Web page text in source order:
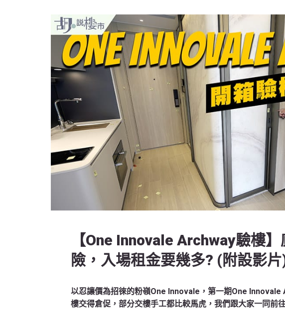
【One Innovale Archway驗樓
險，入場租金要幾多? (附設影片
以忍讓價為招徠的粉嶺One Innovale，第一期One
樓交得倉促，部分交樓手工都比較馬虎，我們跟大家一同前